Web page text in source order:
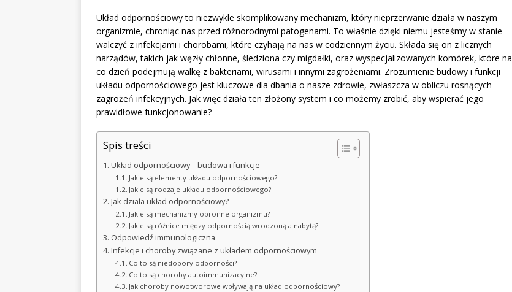
Układ odpornościowy to niezwykle skomplikowany mechanizm, który nieprzerwanie działa w naszym
organizmie, chroniąc nas przed różnorodnymi patogenami. To właśnie dzięki niemu jesteśmy w stanie
walczyć z infekcjami i chorobami, które czyhają na nas w codziennym życiu. Składa się on z licznych
narządów, takich jak węzły chłonne, śledziona czy migdałki, oraz wyspecjalizowanych komórek, które na
co dzień podejmują walkę z bakteriami, wirusami i innymi zagrożeniami. Zrozumienie budowy i funkcji
układu odpornościowego jest kluczowe dla dbania o nasze zdrowie, zwłaszcza w obliczu rosnących
zagrożeń infekcyjnych. Jak więc działa ten złożony system i co możemy zrobić, aby wspierać jego
prawidłowe funkcjonowanie?
Spis treści
Układ odpornościowy – budowa i funkcje
Jakie są elementy układu odpornościowego?
Jakie są rodzaje układu odpornościowego?
Jak działa układ odpornościowy?
Jakie są mechanizmy obronne organizmu?
Jakie są różnice między odpornością wrodzoną a nabytą?
Odpowiedź immunologiczna
Infekcje i choroby związane z układem odpornościowym
Co to są niedobory odporności?
Co to są choroby autoimmunizacyjne?
Jak choroby nowotworowe wpływają na układ odpornościowy?